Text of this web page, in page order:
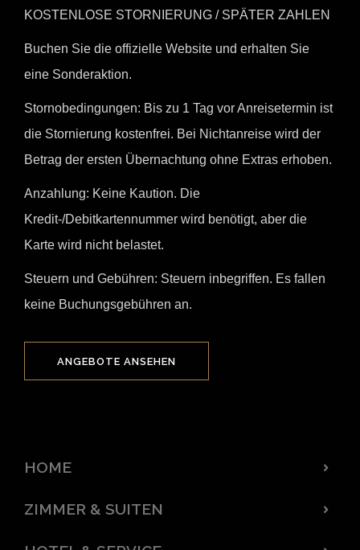
KOSTENLOSE STORNIERUNG / SPÄTER ZAHLEN
Buchen Sie die offizielle Website und erhalten Sie
eine Sonderaktion.
Stornobedingungen: Bis zu 1 Tag vor Anreisetermin ist
die Stornierung kostenfrei. Bei Nichtanreise wird der
Betrag der ersten Übernachtung ohne Extras erhoben.
Anzahlung: Keine Kaution. Die
Kredit-/Debitkartennummer wird benötigt, aber die
Karte wird nicht belastet.
Steuern und Gebühren: Steuern inbegriffen. Es fallen
keine Buchungsgebühren an.
ANGEBOTE ANSEHEN
HOME
ZIMMER & SUITEN